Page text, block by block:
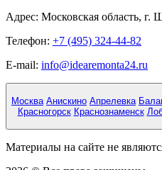
Адрес: Московская область, г.
Телефон: +7 (495) 324-44-82
E-mail: info@idearemonta24.ru
Москва Анискино Апрелевка
Красногорск Краснознаменск
Материалы на сайте не